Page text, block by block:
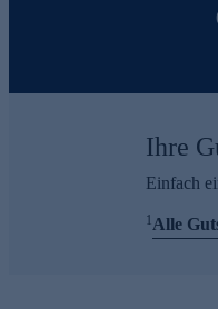
Ihre
Einfach
1Alle